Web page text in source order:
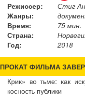
Режиссер:
Стиг
Жанры:
Время:
75 мин.
Страна:
Год:
2018
ПРОКАТ ФИЛЬМА
Крик» во тьме: как
косность публики